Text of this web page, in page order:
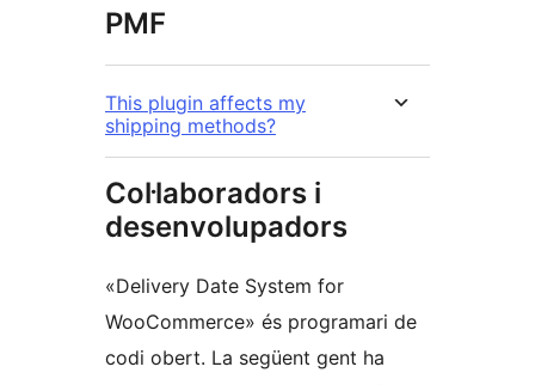
PMF
This plugin affects my
shipping methods?
Col·laboradors i
desenvolupadors
«Delivery Date System for
WooCommerce» és programari de
codi obert. La següent gent ha